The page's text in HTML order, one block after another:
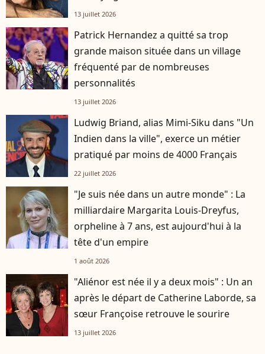
13 juillet 2026
Patrick Hernandez a quitté sa trop
grande maison située dans un village
fréquenté par de nombreuses
personnalités
13 juillet 2026
Ludwig Briand, alias Mimi-Siku dans "Un
Indien dans la ville", exerce un métier
pratiqué par moins de 4000 Français
22 juillet 2026
"Je suis née dans un autre monde" : La
milliardaire Margarita Louis-Dreyfus,
orpheline à 7 ans, est aujourd'hui à la
tête d'un empire
1 août 2026
"Aliénor est née il y a deux mois" : Un an
après le départ de Catherine Laborde, sa
sœur Françoise retrouve le sourire
13 juillet 2026